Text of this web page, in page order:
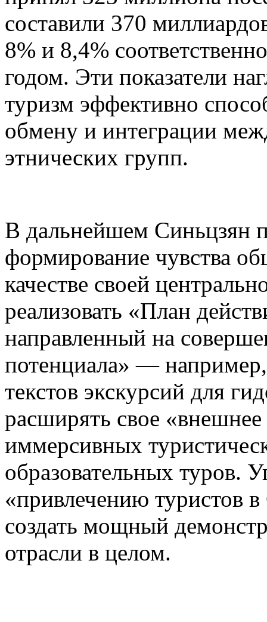
составили 370
8% и 8,4%
годом. Эти показатели
туризм эффективно
обмену и интеграции
этнических групп.
В дальнейшем Синьцзян
формирование чувства
качестве своей
реализовать «План
направленный на
потенциала» — например,
текстов экскурсий для
расширять свое «внешнее
иммерсивных
образовательных туров.
«привлечению туристов
создать мощный
отрасли в целом.